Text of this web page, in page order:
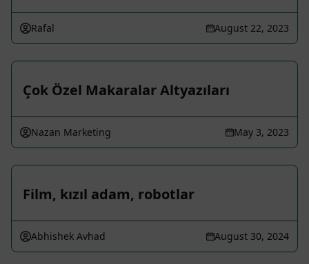
Rafal August 22, 2023
Çok Özel Makaralar Altyazıları
Nazan Marketing May 3, 2023
Film, kızıl adam, robotlar
Abhishek Avhad August 30, 2024